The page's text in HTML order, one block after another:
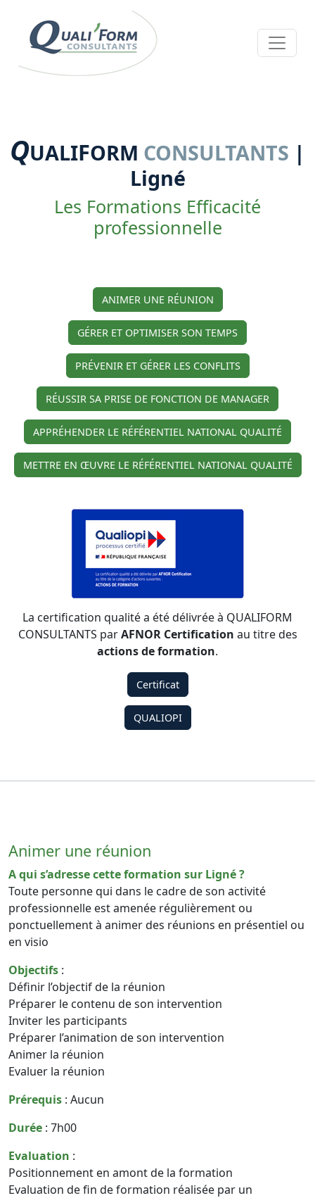
QUALIFORM CONSULTANTS |
Ligné
Les Formations Efficacité
professionnelle
ANIMER UNE RÉUNION
GÉRER ET OPTIMISER SON TEMPS
PRÉVENIR ET GÉRER LES CONFLITS
RÉUSSIR SA PRISE DE FONCTION DE MANAGER
APPRÉHENDER LE RÉFÉRENTIEL NATIONAL QUALITÉ
METTRE EN ŒUVRE LE RÉFÉRENTIEL NATIONAL QUALITÉ
La certification qualité a été délivrée à QUALIFORM
CONSULTANTS parAFNOR Certification au titre des
actions de formation.
Certificat
QUALIOPI
Animer une réunion
A qui s’adresse cette formation sur Ligné ?
Toute personne qui dans le cadre de son activité
professionnelle est amenée régulièrement ou
ponctuellement à animer des réunions en présentiel ou
en visio
Objectifs :
Définir l’objectif de la réunion
Préparer le contenu de son intervention
Inviter les participants
Préparer l’animation de son intervention
Animer la réunion
Evaluer la réunion
Prérequis : Aucun
Durée : 7h00
Evaluation :
Positionnement en amont de la formation
Evaluation de fin de formation réalisée par un